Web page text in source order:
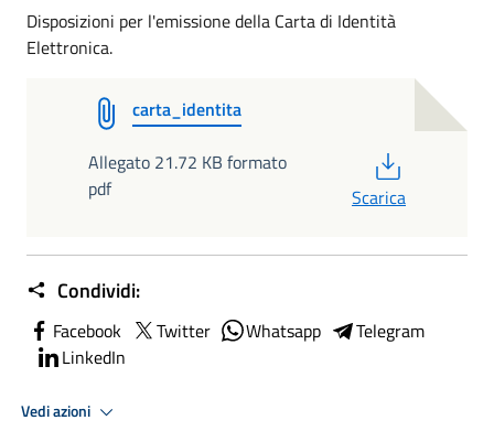
Disposizioni per l'emissione della Carta di Identità
Elettronica.
carta_identita
Allegato 21.72 KB formato
pdf
Scarica
Condividi:
Facebook Twitter Whatsapp
Telegram
LinkedIn
Vedi azioni